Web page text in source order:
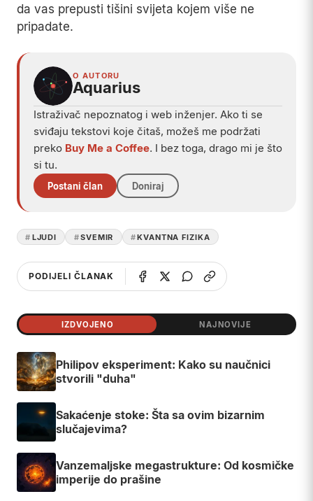
da vas prepusti tišini svijeta kojem više ne
pripadate.
O AUTORU
Aquarius
Istraživač nepoznatog i web inženjer. Ako ti se
sviđaju tekstovi koje čitaš, možeš me podržati
preko Buy Me a Coffee. I bez toga, drago mi je što
si tu.
Postani član Doniraj
LJUDI SVEMIR KVANTNA FIZIKA
PODIJELI ČLANAK
IZDVOJENO NAJNOVIJE
Philipov eksperiment: Kako su naučnici
stvorili "duha"
Sakaćenje stoke: Šta sa ovim bizarnim
slučajevima?
Vanzemaljske megastrukture: Od kosmičke
imperije do prašine